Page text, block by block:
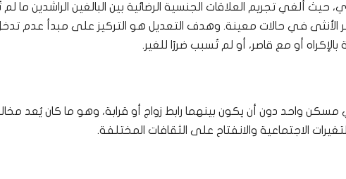
حيث أُلغي تجريم العلاقات الجنسية الرضائية بين البالغين الراشدين ما
في حالات معينة. وهدف التعديل هو التركيز على مبدأ عدم
أو مع قاصر، أو لم تُسبب ضررًا للغير.
مسكن واحد دون أن يكون بينهما رابط زواج أو قرابة، وهو ما كان يُعد
الاجتماعية والانفتاح على الثقافات المختلفة.